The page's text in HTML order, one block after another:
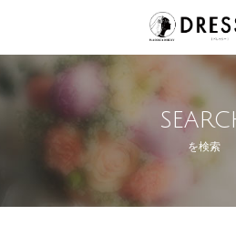
を検索